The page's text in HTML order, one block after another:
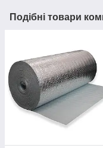
Подібні товари